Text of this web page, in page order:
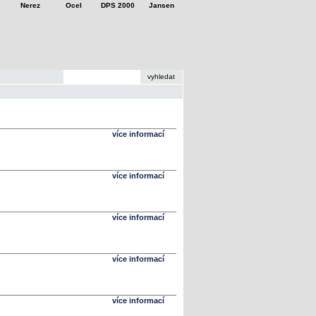
Jansen
DPS 2000
Ocel
Nerez
více informací
více informací
více informací
více informací
více informací